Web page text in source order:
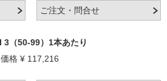
3（50-99）1本あたり
格 ¥ 117,216